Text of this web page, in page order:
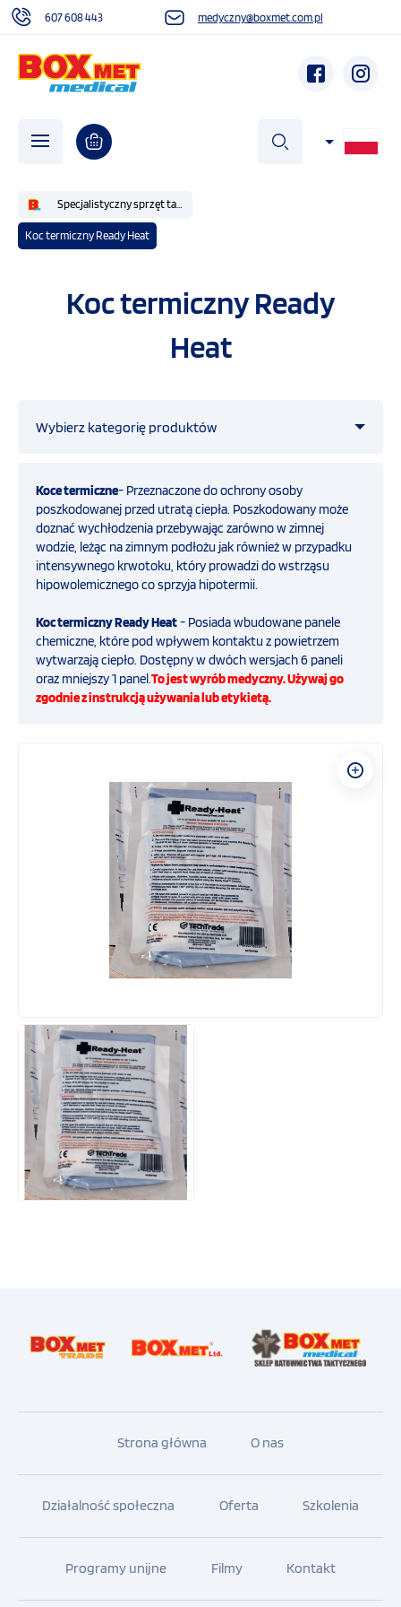
szukaj
607 608 443 medyczny@boxmet.com.pl
AKTUALNOŚCI
OFERTA
SZKOLENIA
PROGRAMY UNIJNE
KONTAKT
Specjalistyczny sprzęt taktyczny IFAK
Koc termiczny Ready Heat
Koc termiczny Ready
Heat
Wybierz kategorię produktów
Straż pożarna
Ratownictwo medyczne
Przemysł
COVID-19
Obrona cywilna i ochrona ludności
Ratownictwo taktyczne
Hotelarstwo
Sprzęt szkoleniowy
Drobny sprzęt medyczny
Koce termiczne- Przeznaczone do ochrony osoby
poszkodowanej przed utratą ciepła. Poszkodowany może
doznać wychłodzenia przebywając zarówno w zimnej
wodzie, leżąc na zimnym podłożu jak również w przypadku
intensywnego krwotoku, który prowadzi do wstrząsu
hipowolemicznego co sprzyja hipotermii.
Koc termiczny Ready Heat- Posiada wbudowane panele
chemiczne, które pod wpływem kontaktu z powietrzem
wytwarzają ciepło. Dostępny w dwóch wersjach 6 paneli
oraz mniejszy 1 panel.To jest wyrób medyczny. Używaj go
zgodnie z instrukcją używania lub etykietą.
Strona główna O nas
Działalność społeczna Oferta Szkolenia
Programy unijne Filmy Kontakt